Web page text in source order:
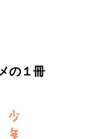
の１冊